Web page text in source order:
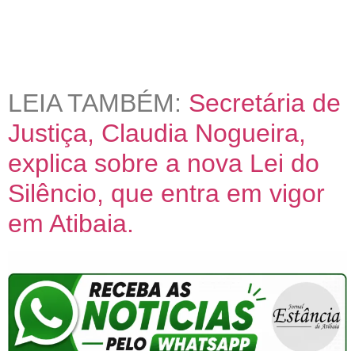
LEIA TAMBÉM: Secretária de
Justiça, Claudia Nogueira,
explica sobre a nova Lei do
Silêncio, que entra em vigor
em Atibaia.